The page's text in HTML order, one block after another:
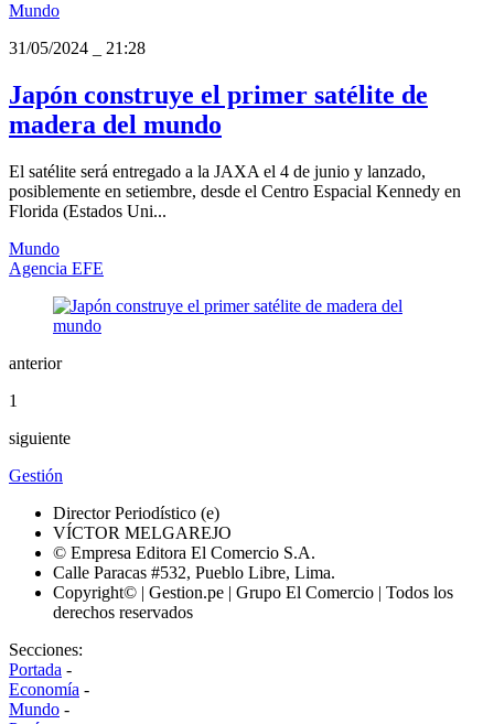
Mundo
31/05/2024
21:28
Japón construye el primer satélite de
madera del mundo
El satélite será entregado a la JAXA el 4 de junio y lanzado,
posiblemente en setiembre, desde el Centro Espacial Kennedy en
Florida (Estados Uni...
Mundo
Agencia EFE
anterior
1
siguiente
Gestión
Director Periodístico (e)
VÍCTOR MELGAREJO
© Empresa Editora El Comercio S.A.
Calle Paracas #532, Pueblo Libre, Lima.
Copyright© | Gestion.pe | Grupo El Comercio | Todos los
derechos reservados
Secciones:
Portada -
Economía -
Mundo -